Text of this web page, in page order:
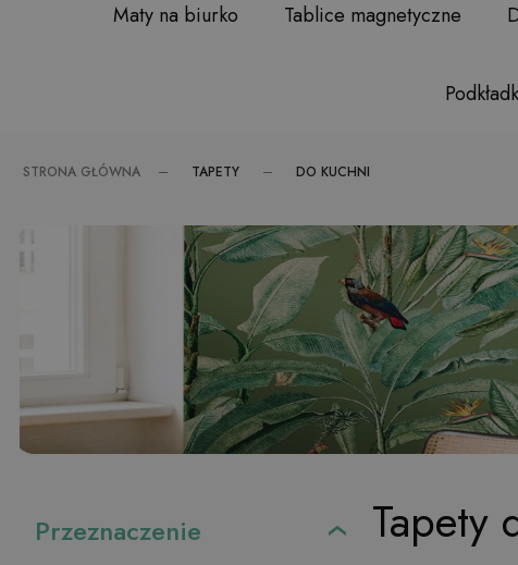
Maty na biurko Tablice magnetyczne
STRONA GŁÓWNA TAPETY DO KUCHNI
Przeznaczenie Tapety